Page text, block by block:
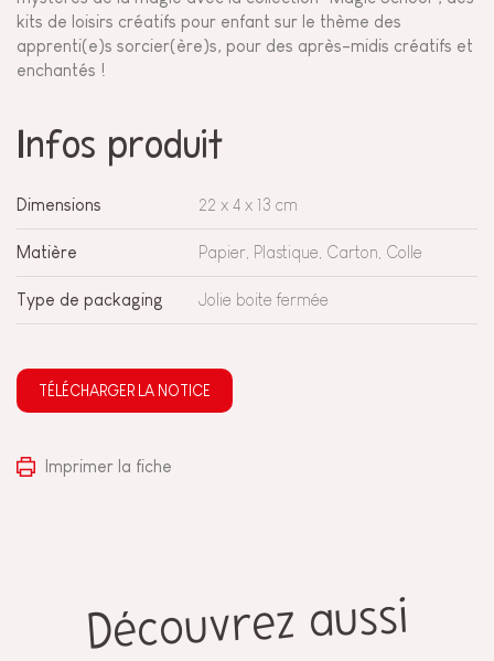
kits de loisirs créatifs pour enfant sur le thème des
apprenti(e)s sorcier(ère)s, pour des après-midis créatifs et
enchantés !
Infos produit
Dimensions 22 x 4 x 13 cm
Matière Papier, Plastique, Carton, Colle
Type de packaging Jolie boite fermée
TÉLÉCHARGER LA NOTICE
Imprimer la fiche
Découvrez aussi